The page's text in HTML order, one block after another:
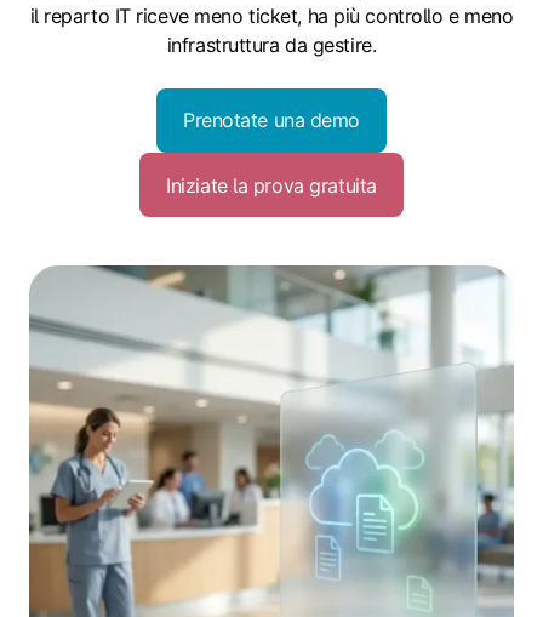
il reparto IT riceve meno ticket, ha più controllo e meno
infrastruttura da gestire.
Prenotate una demo
Iniziate la prova gratuita